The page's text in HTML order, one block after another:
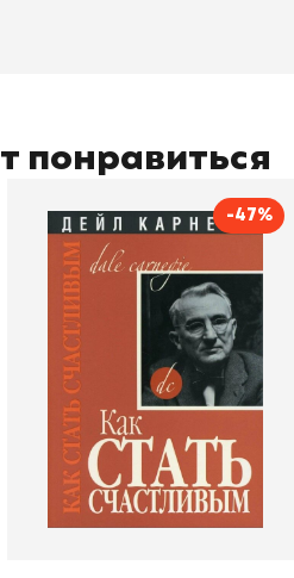
понравиться
-47%
Как стать счастливым
Автор
Дейл Карнеги
Издательство
Попурри, Минск
В корзину